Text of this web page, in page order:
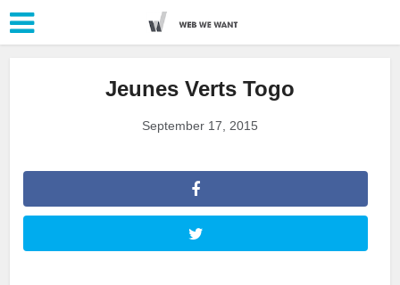
Jeunes Verts Togo
September 17, 2015